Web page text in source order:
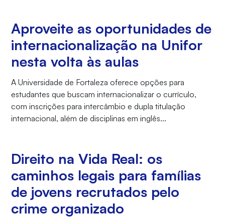
Aproveite as oportunidades de
internacionalização na Unifor
nesta volta às aulas
A Universidade de Fortaleza oferece opções para
estudantes que buscam internacionalizar o currículo,
com inscrições para intercâmbio e dupla titulação
internacional, além de disciplinas em inglês...
Direito na Vida Real: os
caminhos legais para famílias
de jovens recrutados pelo
crime organizado